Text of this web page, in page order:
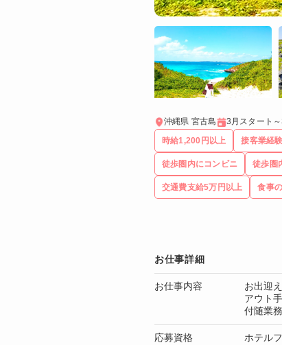
沖縄県 宮古島 3月スタート～
時給1,200円以上 接客業経
徒歩圏内にコンビニ 徒歩圏
交通費支給5万円以上 食事
お仕事詳細
お仕事内容
お出迎
アウト
付随業務
応募資格 ホテル